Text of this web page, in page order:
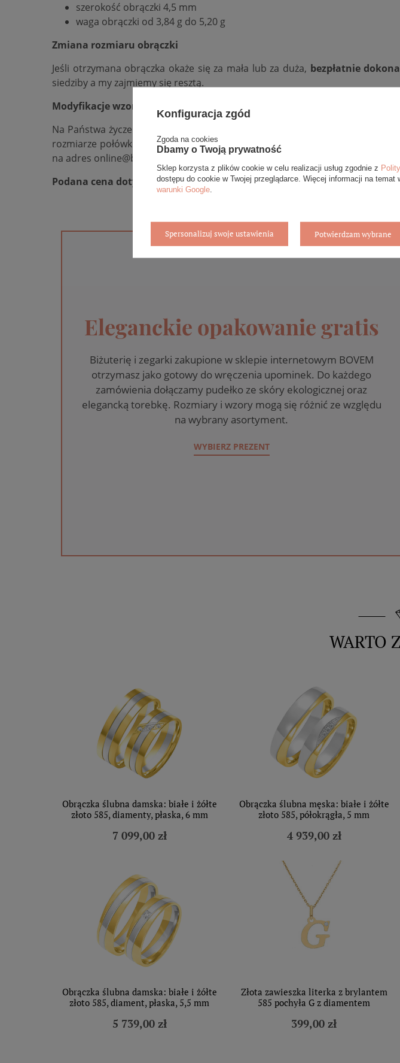
szerokość obrączki 4,5 mm
waga obrączki od 3,84 g do 5,20 g
Zmiana rozmiaru obrączki
Jeśli otrzymana obrączka okaże się za mała lub za duża, bezpłatnie
siedziby a my zajmiemy się resztą.
Modyfikacje wzoru obrączki
Na Państwa życzenie wybrany model obrączek możemy dowolnie
rozmiarze połówkowym np. 15,5,dodać lub odjąć diamenty
i tym
na adres online@bovem.com.pl lub skorzystania z zakładki zadaj pytanie.
Podana cena dotyczy jednej sztuki.
Eleganckie opakowanie gratis
Biżuterię i zegarki zakupione w sklepie internetowym BOVEM
otrzymasz jako gotowy do wręczenia upominek. Do każdego
zamówienia dołączamy pudełko ze skóry ekologicznej oraz
elegancką torebkę. Rozmiary i wzory mogą się różnić ze względu
na wybrany asortyment.
WYBIERZ PREZENT
WARTO
Obrączka ślubna damska: białe i żółte
złoto 585, diamenty, płaska, 6 mm
7 099,00 zł
Obrączka ślubna męska: białe i żółte
złoto 585, półokrągła, 5 mm
4 939,00 zł
Obrączka ślubna damska: białe i żółte
złoto 585, diament, płaska, 5,5 mm
5 739,00 zł
Złota zawieszka literka z brylantem
585 pochyła G z diamentem
399,00 zł
Konfiguracja zgód
Zgoda na cookies
Dbamy o Twoją prywatność
Sklep korzysta z plików cookie w celu realizacji usług zgodnie z
dostępu do cookie w Twojej przeglądarce. Więcej informacji na
warunki Google
Spersonalizuj swoje ustawienia Potwierdzam wybrane